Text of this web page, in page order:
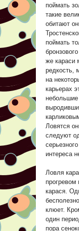
поймать
такие
обитают
поймать
же караси
редкость,
на
карьерах
Ловятся
следуют
интереса
Ловля
прогревом
карася.
клюет.
один
пора